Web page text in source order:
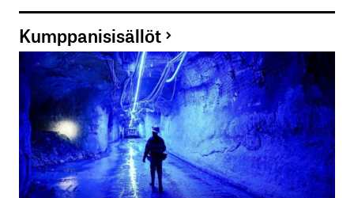
Kumppanisisällöt